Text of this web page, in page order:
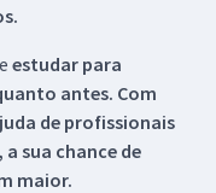
estudar para
antes. Com
de profissionais
sua chance de
maior.